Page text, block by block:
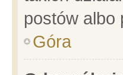
postów albo
Góra